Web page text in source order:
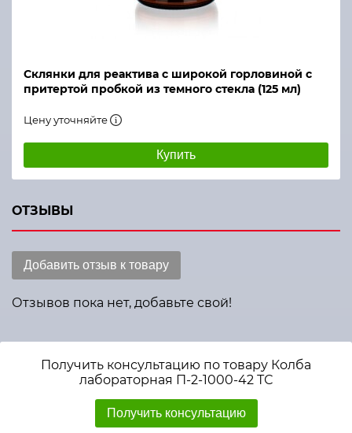
Склянки для реактива с широкой горловиной с
притертой пробкой из темного стекла (125 мл)
Цену уточняйте
Купить
ОТЗЫВЫ
Добавить отзыв к товару
Отзывов пока нет, добавьте свой!
Получить консультацию по товару Колба
лабораторная П-2-1000-42 ТС
Получить консультацию